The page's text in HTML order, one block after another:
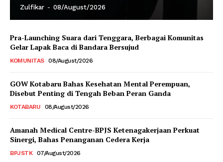
Zulfikar - 08/August/2026
Pra-Launching Suara dari Tenggara, Berbagai Komunitas
Gelar Lapak Baca di Bandara Bersujud
KOMUNITAS 08/August/2026
GOW Kotabaru Bahas Kesehatan Mental Perempuan,
Disebut Penting di Tengah Beban Peran Ganda
KOTABARU 08/August/2026
Amanah Medical Centre-BPJS Ketenagakerjaan Perkuat
Sinergi, Bahas Penanganan Cedera Kerja
BPJSTK 07/August/2026